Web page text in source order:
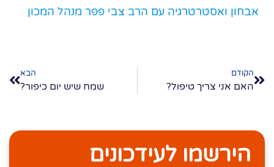
אבחון ואסטרטרגיה עם הרב צבי פפר מנהל המכון
הקודם
האם אני צריך טיפול?
הבא
שמח שיש יום כיפור?
הירשמו לעידכונים